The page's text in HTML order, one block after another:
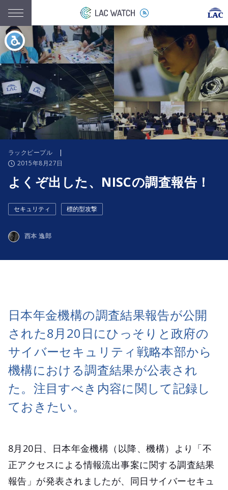
ラックピープル |
2015年8月27日
よくぞ出した、NISCの調査報告！
セキュリティ 標的型攻撃
西本 逸郎
日本年金機構の調査結果報告が公開
された8月20日にひっそりと政府の
サイバーセキュリティ戦略本部から
機構における調査結果が公表され
た。注目すべき内容に関して記録し
ておきたい。
8月20日、日本年金機構（以降、機構）より「不
正アクセスによる情報流出事案に関する調査結果
報告」が発表されましたが、同日サイバーセキュ